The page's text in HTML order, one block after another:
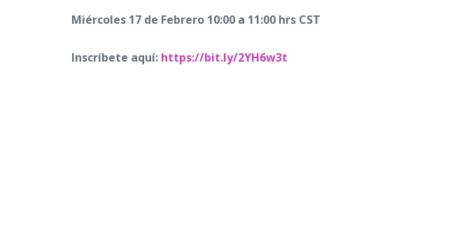
Miércoles 17 de Febrero 10:00 a 11:00 hrs CST
Inscríbete aquí: https://bit.ly/2YH6w3t